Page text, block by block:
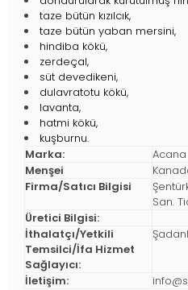
taze bütün kızılcık,
taze bütün yaban mersini,
hindiba kökü,
zerdeçal,
süt devedikeni,
dulavratotu kökü,
lavanta,
hatmi kökü,
kuşburnu.
Marka:
Acana
Menşei
Firma/Satıcı Bilgisi
San.
Üretici Bilgisi:
İthalatçı/Yetkili
Temsilci/İfa Hizmet
Sağlayıcı:
İletişim: